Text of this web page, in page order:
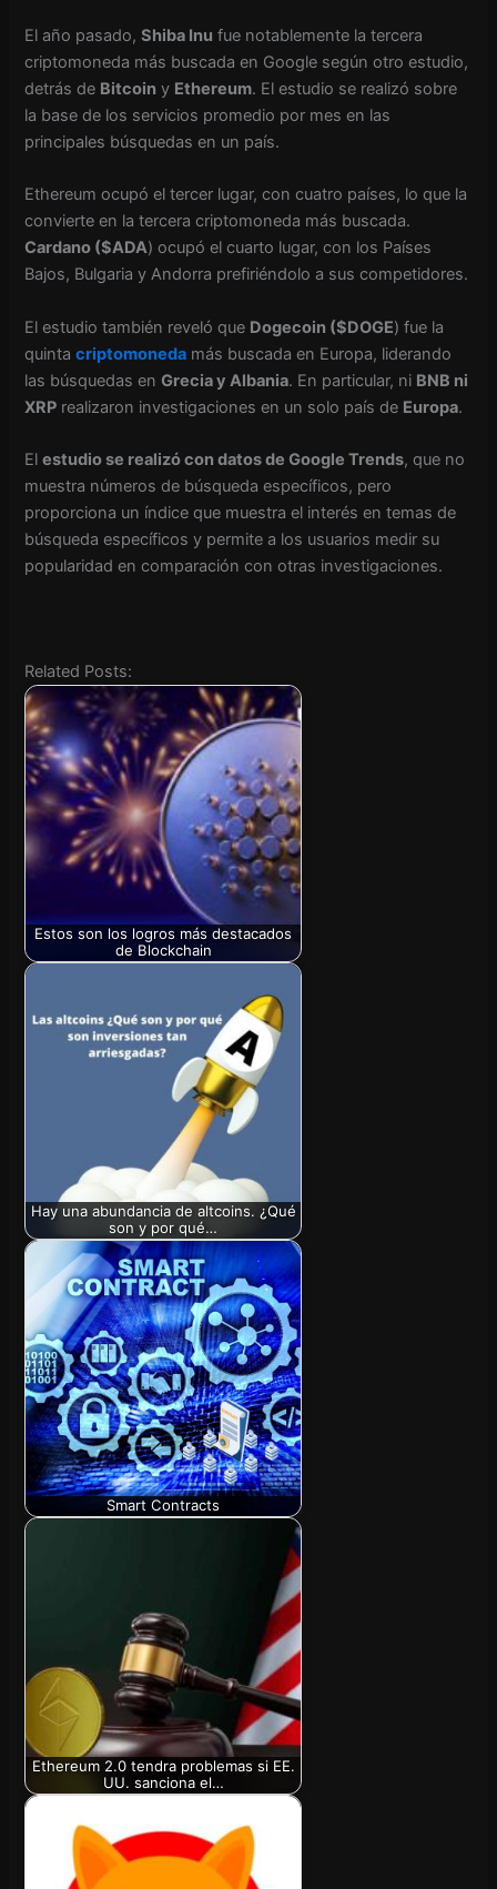
El año pasado,Shiba Inu fue notablemente la tercera
criptomoneda más buscada en Google según otro estudio,
detrás de Bitcoin y Ethereum. El estudio se realizó sobre
la base de los servicios promedio por mes en las
principales búsquedas en un país.
Ethereum ocupó el tercer lugar, con cuatro países, lo que la
convierte en la tercera criptomoneda más buscada.
Cardano ($ADA) ocupó el cuarto lugar, con los Países
Bajos, Bulgaria y Andorra prefiriéndolo a sus competidores.
El estudio también reveló que Dogecoin ($DOGE) fue la
quintacriptomoneda más buscada en Europa, liderando
las búsquedas enGrecia y Albania. En particular, ni BNB ni
XRP realizaron investigaciones en un solo país de Europa.
Elestudio se realizó con datos de Google Trends, que no
muestra números de búsqueda específicos, pero
proporciona un índice que muestra el interés en temas de
búsqueda específicos y permite a los usuarios medir su
popularidad en comparación con otras investigaciones.
Related Posts:
Estos son los logros más destacados
de Blockchain
Hay una abundancia de altcoins. ¿Qué
son y por qué…
Smart Contracts
Ethereum 2.0 tendra problemas si EE.
UU. sanciona el…